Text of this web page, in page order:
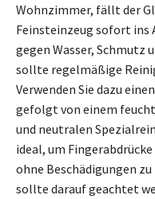
Wohnzimmer, fällt der
Feinsteinzeug sofort ins
gegen Wasser, Schmutz
sollte regelmäßige
Verwenden Sie dazu
gefolgt von einem
und neutralen
ideal, um
ohne Beschädigungen
sollte darauf geachtet